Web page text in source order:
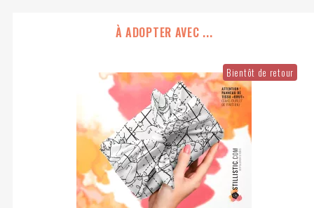
À ADOPTER AVEC ...
Bientôt de retour